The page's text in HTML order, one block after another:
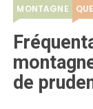
MONTAGNE
de